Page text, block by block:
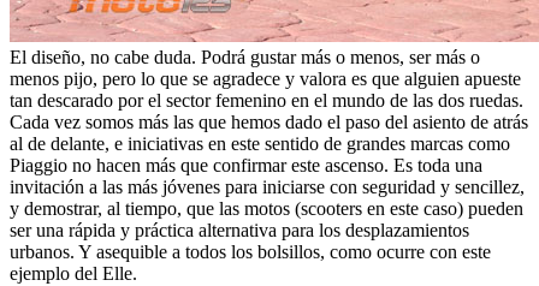
El diseño, no cabe duda. Podrá gustar más o menos, ser más o
menos pijo, pero lo que se agradece y valora es que alguien apueste
tan descarado por el sector femenino en el mundo de las dos ruedas.
Cada vez somos más las que hemos dado el paso del asiento de atrás
al de delante, e iniciativas en este sentido de grandes marcas como
Piaggio no hacen más que confirmar este ascenso. Es toda una
invitación a las más jóvenes para iniciarse con seguridad y sencillez,
y demostrar, al tiempo, que las motos (scooters en este caso) pueden
ser una rápida y práctica alternativa para los desplazamientos
urbanos. Y asequible a todos los bolsillos, como ocurre con este
ejemplo del Elle.